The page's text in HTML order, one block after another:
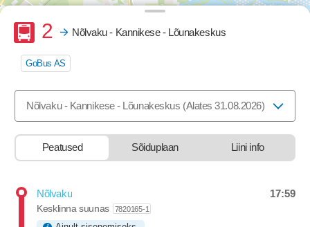
Buss
2 Nõlvaku - Kannikese - Lõunakeskus
GoBus AS
Nõlvaku - Kannikese - Lõunakeskus (Alates 31.08.2026)
Peatused Sõiduplaan Liini info
Nõlvaku Departure
17:59
Kesklinna suunas 7820165-1